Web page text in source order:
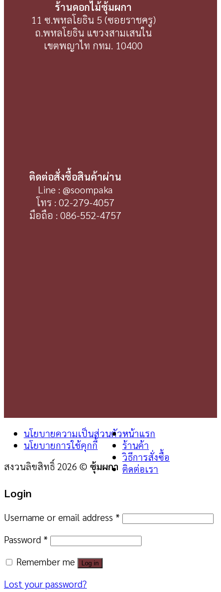
ร้านดอกไม้ซุ้มผกา
11 ซ.พหลโยธิน 5 (ซอยราชครู)
ถ.พหลโยธิน แขวงสามเสนใน
เขตพญาไท กทม. 10400
ติดต่อสั่งซื้อสินค้าผ่าน
Line : @soompaka
โทร : 02-279-4057
มือถือ : 086-552-4757
นโยบายความเป็นส่วนตัว
นโยบายการใช้คุกกี้
สงวนลิขสิทธิ์ 2026 © ซุ้มผกา
หน้าแรก
ร้านค้า
วิธีการสั่งซื้อ
ติดต่อเรา
Login
Username or email address *
Password *
Remember me
Log in
Lost your password?